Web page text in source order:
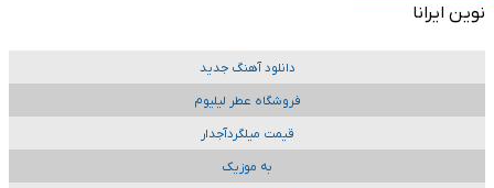
نوین ایرانا
دانلود آهنگ جدید
فروشگاه عطر لیلیوم
قیمت میلگردآجدار
به موزیک